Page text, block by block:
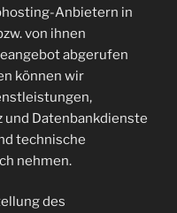
Anbietern in
von ihnen
abgerufen
können wir
und Datenbankdienste
technische
nehmen.
des